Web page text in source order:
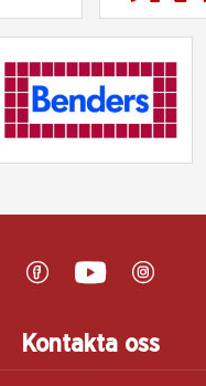
Kontakta oss